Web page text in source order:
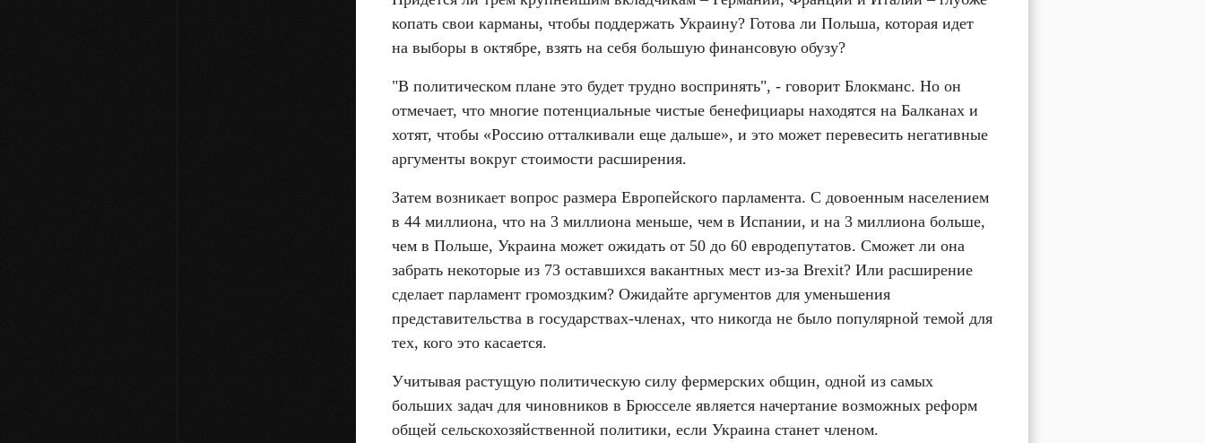
копать свои карманы, чтобы поддержать Украину? Готова ли Польша, которая идет
на выборы в октябре, взять на себя большую финансовую обузу?
"В политическом плане это будет трудно воспринять", - говорит Блокманс. Но он
отмечает, что многие потенциальные чистые бенефициары находятся на Балканах и
хотят, чтобы «Россию отталкивали еще дальше», и это может перевесить негативные
аргументы вокруг стоимости расширения.
Затем возникает вопрос размера Европейского парламента. С довоенным населением
в 44 миллиона, что на 3 миллиона меньше, чем в Испании, и на 3 миллиона больше,
чем в Польше, Украина может ожидать от 50 до 60 евродепутатов. Сможет ли она
забрать некоторые из 73 оставшихся вакантных мест из-за Brexit? Или расширение
сделает парламент громоздким? Ожидайте аргументов для уменьшения
представительства в государствах-членах, что никогда не было популярной темой для
тех, кого это касается.
Учитывая растущую политическую силу фермерских общин, одной из самых
больших задач для чиновников в Брюсселе является начертание возможных реформ
общей сельскохозяйственной политики, если Украина станет членом.